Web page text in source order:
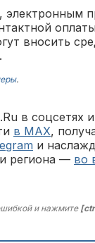
электронным
вносить
.
в соцсетях
в MAX,
и
региона — во
и нажмите